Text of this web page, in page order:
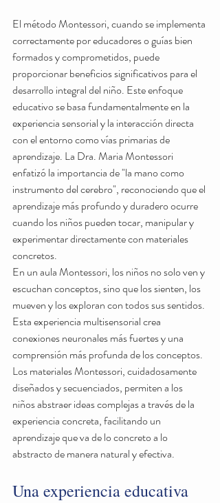
El método Montessori, cuando se implementa
correctamente por educadores o guías bien
formados y comprometidos, puede
proporcionar beneficios significativos para el
desarrollo integral del niño. Este enfoque
educativo se basa fundamentalmente en la
experiencia sensorial y la interacción directa
con el entorno como vías primarias de
aprendizaje. La Dra. Maria Montessori
enfatizó la importancia de "la mano como
instrumento del cerebro", reconociendo que el
aprendizaje más profundo y duradero ocurre
cuando los niños pueden tocar, manipular y
experimentar directamente con materiales
concretos.
En un aula Montessori, los niños no solo ven y
escuchan conceptos, sino que los sienten, los
mueven y los exploran con todos sus sentidos.
Esta experiencia multisensorial crea
conexiones neuronales más fuertes y una
comprensión más profunda de los conceptos.
Los materiales Montessori, cuidadosamente
diseñados y secuenciados, permiten a los
niños abstraer ideas complejas a través de la
experiencia concreta, facilitando un
aprendizaje que va de lo concreto a lo
abstracto de manera natural y efectiva.
Una experiencia educativa